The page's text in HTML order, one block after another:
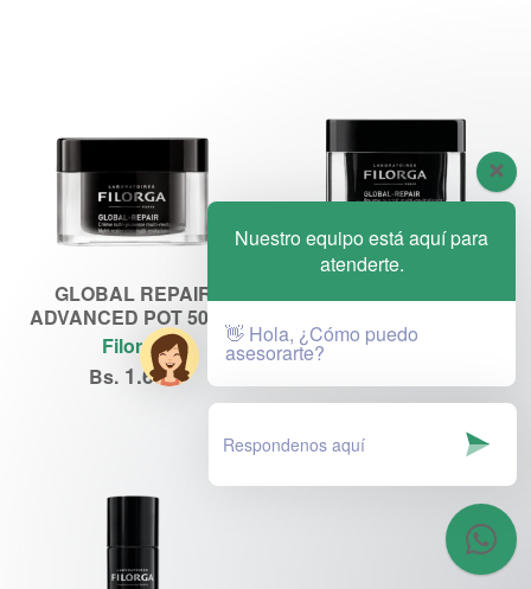
GLOBAL REPAIR
ADVANCED POT 50ML
Filorga
Bs.1.688
Filorga
Bs. 1.688
Añadir al carrito
Nuestro equipo está aquí para
atenderte.
👋 Hola, ¿Cómo puedo
asesorarte?